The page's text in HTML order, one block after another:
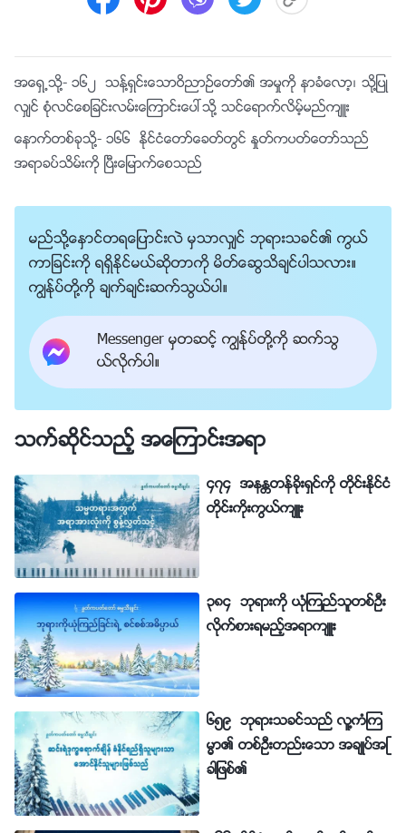
အေရွ႕သို႔- ၁၆၂ သန္႔ရွင္းေသာဝိညာဥ္ေတာ္၏ အမႈကို နာခံေလာ့၊ သို႔ျပဳ
လွ်င္ စုံလင္ေစျခင္းလမ္းေၾကာင္းေပၚသို႔ သင္ေရာက္လိမ့္မည္က်ဴး
ေနာက္တစ္ခုသို႔- ၁၆၆ ႏိုင္ငံေတာ္ေခတ္တြင္ ႏႈတ္ကပတ္ေတာ္သည္
အရာခပ္သိမ္းကို ၿပီးေျမာက္ေစသည္
မည္သို႔ေႏွာင္တရေျပာင္းလဲ မွသာလွ်င္ ဘုရားသခင္၏ ကြယ္
ကာျခင္းကို ရရွိႏိုင္မယ္ဆိုတာကို မိတ္ေဆြသိခ်င္ပါသလား။
ကြၽန္ုပ္တို႔ကို ခ်က္ခ်င္းဆက္သြယ္ပါ။
Messenger မွတဆင့္ ကြၽန္ုပ္တို႔ကို ဆက္သြ
ယ္လိုက္ပါ။
သက္ဆိုင္သည့္ အေၾကာင္းအရာ
၄၇၄ အနႏၲတန္ခိုးရွင္ကို တိုင္းႏိုင္ငံ
တိုင္းကိုးကြယ္က်ဴး
၃၈၄ ဘုရားကို ယုံၾကည္သူတစ္ဦး
လိုက္စားရမည့္အရာက်ဴး
၆၅၉ ဘုရားသခင္သည္ လူ႔ကံၾက
မၼာ၏ တစ္ဦးတည္းေသာ အခ်ဳပ္အျ
ခာျဖစ္၏